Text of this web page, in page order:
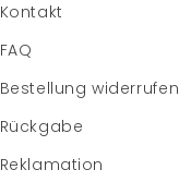
Kontakt
FAQ
Bestellung widerrufen
Rückgabe
Reklamation